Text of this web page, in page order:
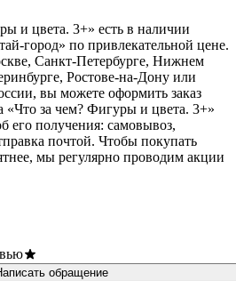
и цвета. 3+» есть в наличии
город» по привлекательной цене.
Санкт-Петербурге, Нижнем
Ростове-на-Дону или
вы можете оформить заказ
за чем? Фигуры и цвета. 3+»
его получения: самовывоз,
почтой. Чтобы покупать
мы регулярно проводим акции
обращение